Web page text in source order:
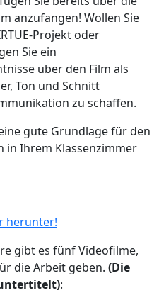
anzufangen! Wollen Sie
Projekt oder
Sie ein
über den Film als
Ton und Schnitt
zu schaffen.
gute Grundlage für den
in Ihrem Klassenzimmer
herunter!
gibt es fünf Videofilme,
die Arbeit geben. (Die
: